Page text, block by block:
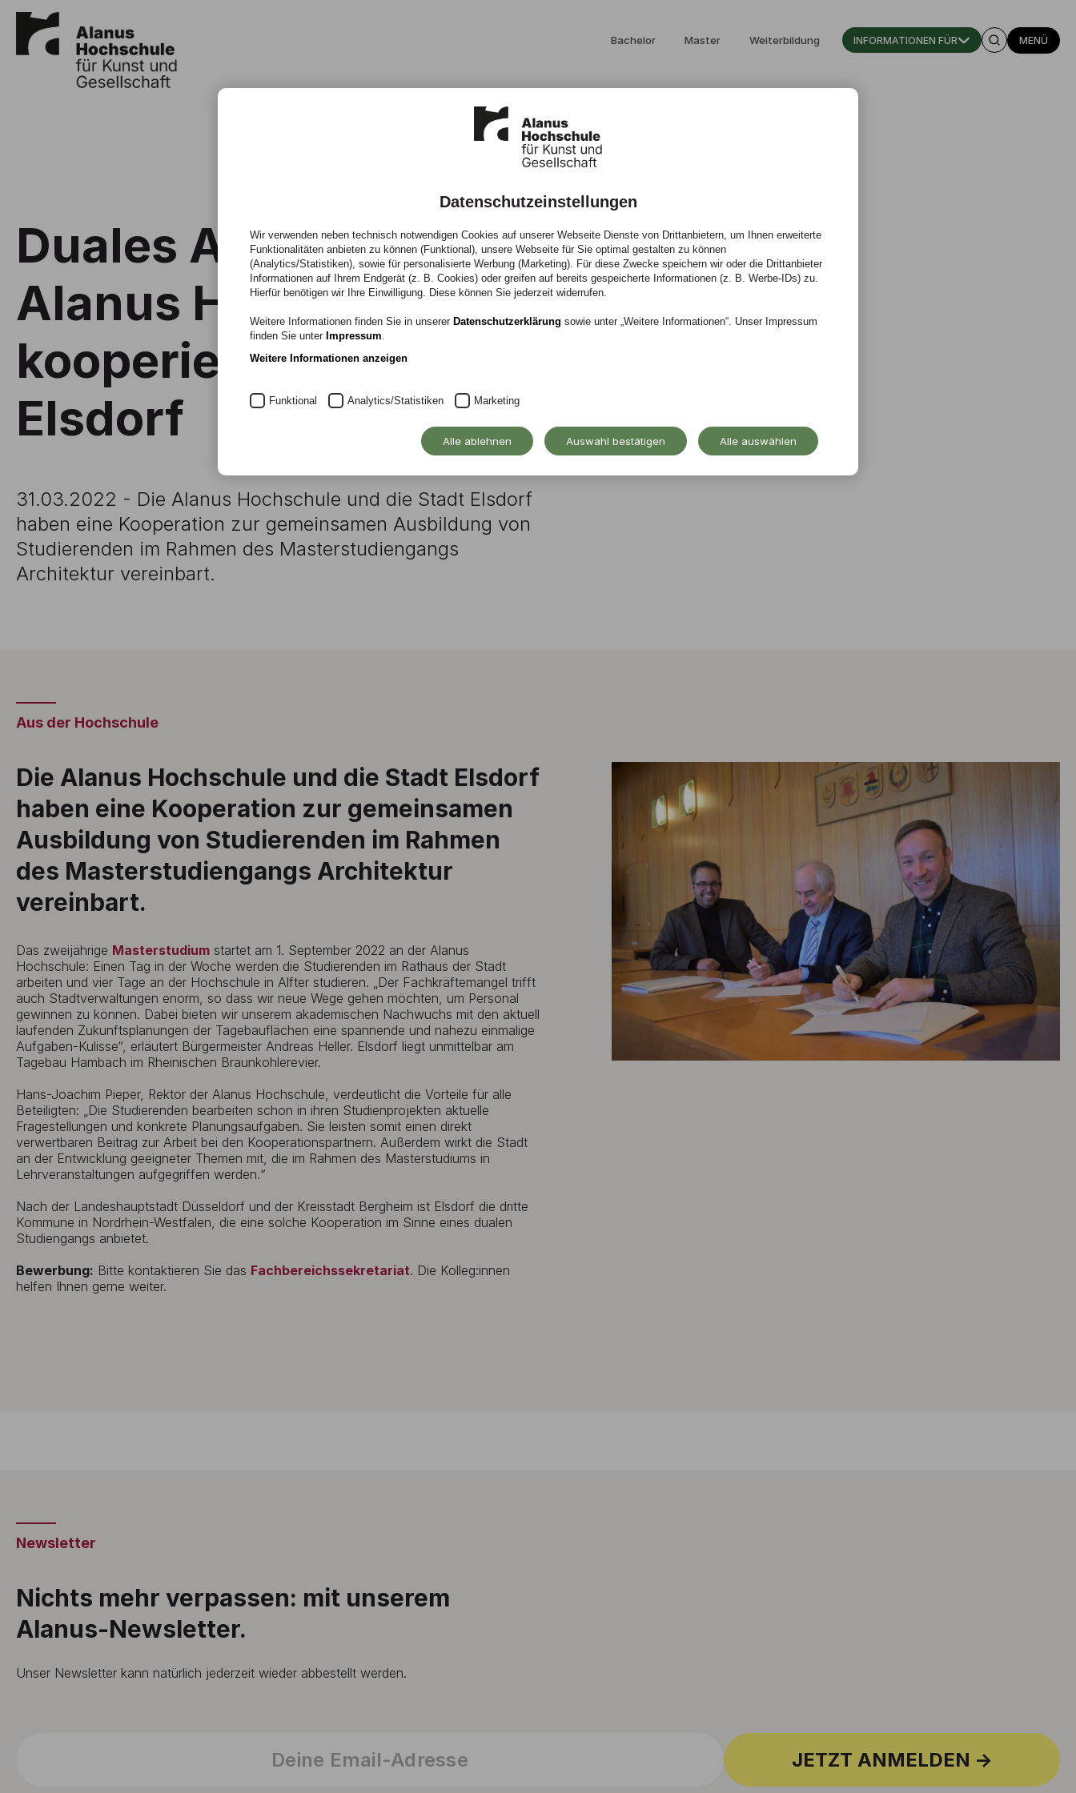
Bachelor Master Weiterbildung INFORMATIONEN FÜR MENÜ
Duales Architekturstudium:
Alanus Hochschule
kooperiert mit der Stadt
Elsdorf
31.03.2022 - Die Alanus Hochschule und die Stadt Elsdorf
haben eine Kooperation zur gemeinsamen Ausbildung von
Studierenden im Rahmen des Masterstudiengangs
Architektur vereinbart.
Aus der Hochschule
Die Alanus Hochschule und die Stadt Elsdorf
haben eine Kooperation zur gemeinsamen
Ausbildung von Studierenden im Rahmen
des Masterstudiengangs Architektur
vereinbart.
Das zweijährige Masterstudium startet am 1. September 2022 an der Alanus
Hochschule: Einen Tag in der Woche werden die Studierenden im Rathaus der Stadt
arbeiten und vier Tage an der Hochschule in Alfter studieren. „Der Fachkräftemangel trifft
auch Stadtverwaltungen enorm, so dass wir neue Wege gehen möchten, um Personal
gewinnen zu können. Dabei bieten wir unserem akademischen Nachwuchs mit den aktuell
laufenden Zukunftsplanungen der Tagebauflächen eine spannende und nahezu einmalige
Aufgaben-Kulisse“, erläutert Bürgermeister Andreas Heller. Elsdorf liegt unmittelbar am
Tagebau Hambach im Rheinischen Braunkohlerevier.
Hans-Joachim Pieper, Rektor der Alanus Hochschule, verdeutlicht die Vorteile für alle
Beteiligten: „Die Studierenden bearbeiten schon in ihren Studienprojekten aktuelle
Fragestellungen und konkrete Planungsaufgaben. Sie leisten somit einen direkt
verwertbaren Beitrag zur Arbeit bei den Kooperationspartnern. Außerdem wirkt die Stadt
an der Entwicklung geeigneter Themen mit, die im Rahmen des Masterstudiums in
Lehrveranstaltungen aufgegriffen werden.“
Nach der Landeshauptstadt Düsseldorf und der Kreisstadt Bergheim ist Elsdorf die dritte
Kommune in Nordrhein-Westfalen, die eine solche Kooperation im Sinne eines dualen
Studiengangs anbietet.
Bewerbung: Bitte kontaktieren Sie das Fachbereichssekretariat. Die Kolleg:innen
helfen Ihnen gerne weiter.
Newsletter
Nichts mehr verpassen: mit unserem
Alanus-Newsletter.
Unser Newsletter kann natürlich jederzeit wieder abbestellt werden.
JETZT ANMELDEN
Datenschutzeinstellungen
Wir verwenden neben technisch notwendigen Cookies auf unserer Webseite Dienste von Drittanbietern, um Ihnen erweiterte
Funktionalitäten anbieten zu können (Funktional), unsere Webseite für Sie optimal gestalten zu können
(Analytics/Statistiken), sowie für personalisierte Werbung (Marketing). Für diese Zwecke speichern wir oder die Drittanbieter
Informationen auf Ihrem Endgerät (z. B. Cookies) oder greifen auf bereits gespeicherte Informationen (z. B. Werbe-IDs) zu.
Hierfür benötigen wir Ihre Einwilligung. Diese können Sie jederzeit widerrufen.
Weitere Informationen finden Sie in unserer Datenschutzerklärung sowie unter „Weitere Informationen“. Unser Impressum
finden Sie unter Impressum.
Weitere Informationen anzeigen
Funktional Analytics/Statistiken Marketing
Alle ablehnen Auswahl bestätigen Alle auswählen